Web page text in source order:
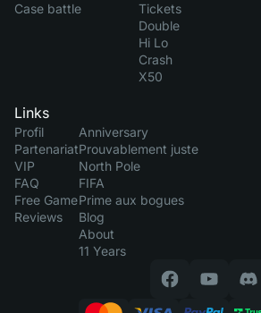
Case battle
Tickets
Double
Hi Lo
Crash
X50
Links
Profil
Partenariat
VIP
FAQ
Free Game
Reviews
Anniversary
Prouvablement juste
North Pole
FIFA
Prime aux bogues
Blog
About
11 Years